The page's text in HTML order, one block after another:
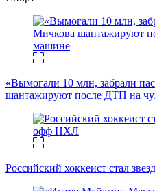
«Вымогали 10 млн, забрали
шантажируют после ДТП на
Российский хоккеист стал